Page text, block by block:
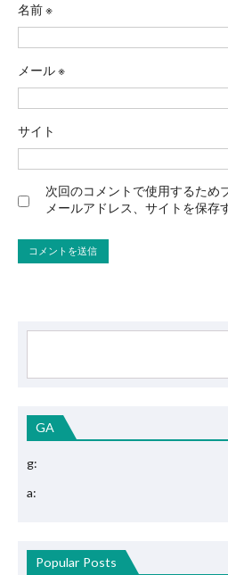
名前※
メール※
サイト
次回のコメントで使用するため
メールアドレス、サイトを保存
GA
g:
a:
Popular Posts